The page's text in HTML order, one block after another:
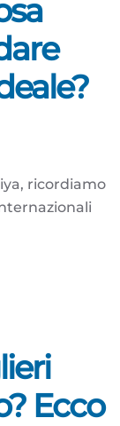
ricordiamo
Ecco